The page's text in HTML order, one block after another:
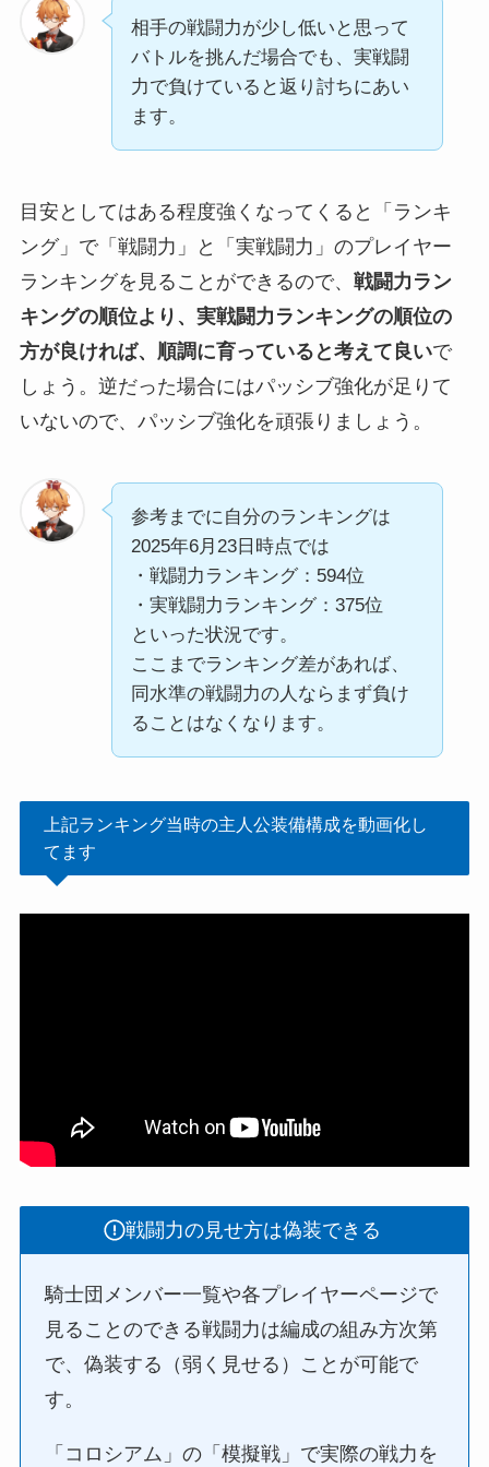
相手の戦闘力が少し低いと思って
バトルを挑んだ場合でも、実戦闘
力で負けていると返り討ちにあい
ます。
目安としてはある程度強くなってくると「ランキ
ング」で「戦闘力」と「実戦闘力」のプレイヤー
ランキングを見ることができるので、 戦闘力ラン
キングの順位より、実戦闘力ランキングの順位の
方が良ければ、順調に育っていると考えて良いで
しょう。逆だった場合にはパッシブ強化が足りて
いないので、パッシブ強化を頑張りましょう。
参考までに自分のランキングは
2025年6月23日時点では
・戦闘力ランキング：594位
・実戦闘力ランキング：375位
といった状況です。
ここまでランキング差があれば、
同水準の戦闘力の人ならまず負け
ることはなくなります。
上記ランキング当時の主人公装備構成を動画化し
てます
戦闘力の見せ方は偽装できる
騎士団メンバー一覧や各プレイヤーページで
見ることのできる戦闘力は編成の組み方次第
で、偽装する（弱く見せる）ことが可能で
す。
「コロシアム」の「模擬戦」で実際の戦力を